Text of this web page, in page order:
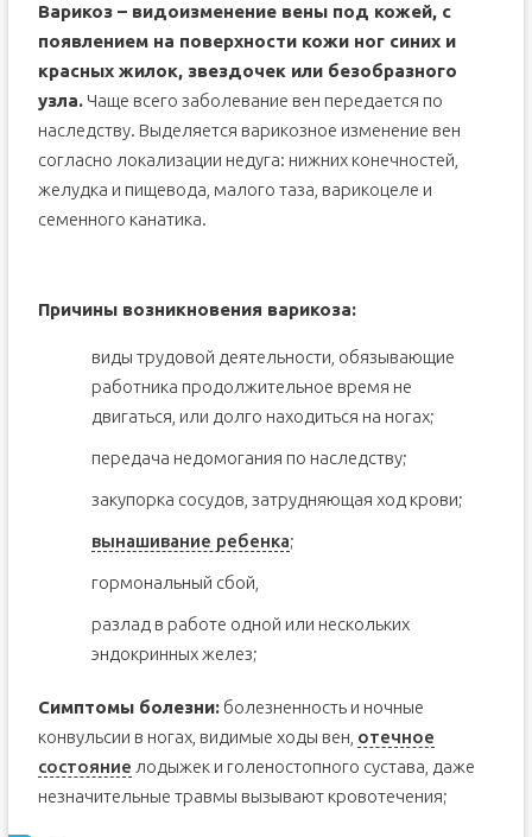
Варикоз – видоизменение вены под кожей, с
появлением на поверхности кожи ног синих и
красных жилок, звездочек или безобразного
узла.Чаще всего заболевание вен передается по
наследству. Выделяется варикозное изменение вен
согласно локализации недуга: нижних конечностей,
желудка и пищевода, малого таза, варикоцеле и
семенного канатика.
Причины возникновения варикоза:
виды трудовой деятельности, обязывающие
работника продолжительное время не
двигаться, или долго находиться на ногах;
передача недомогания по наследству;
закупорка сосудов, затрудняющая ход крови;
вынашивание ребенка;
гормональный сбой,
разлад в работе одной или нескольких
эндокринных желез;
Симптомы болезни:болезненность и ночные
конвульсии в ногах, видимые ходы вен, отечное
состояние лодыжек и голеностопного сустава, даже
незначительные травмы вызывают кровотечения;